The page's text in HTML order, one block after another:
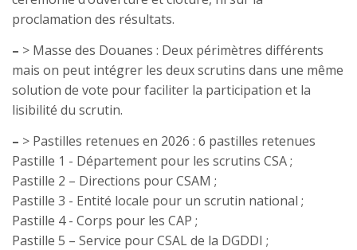
proclamation des résultats.
– > Masse des Douanes : Deux périmètres différents
mais on peut intégrer les deux scrutins dans une même
solution de vote pour faciliter la participation et la
lisibilité du scrutin.
– > Pastilles retenues en 2026 : 6 pastilles retenues
Pastille 1 - Département pour les scrutins CSA ;
Pastille 2 – Directions pour CSAM ;
Pastille 3 - Entité locale pour un scrutin national ;
Pastille 4 - Corps pour les CAP ;
Pastille 5 – Service pour CSAL de la DGDDI ;